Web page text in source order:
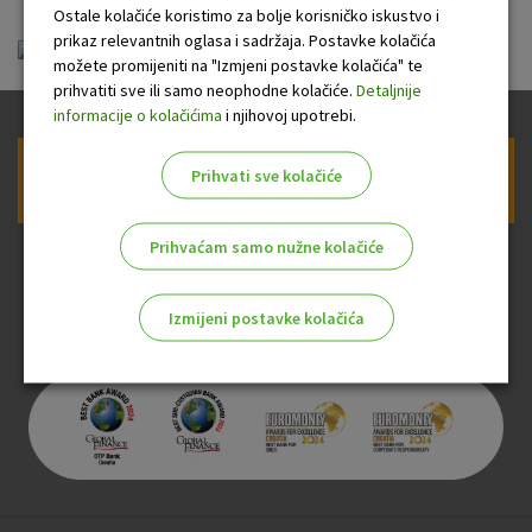
Terminski plan pražnjenja DNT-a 07.2025.pdf
Prijava na newsletter OTP banke
Ostale kolačiće koristimo za bolje korisničko iskustvo i
prikaz relevantnih oglasa i sadržaja. Postavke kolačića
možete promijeniti na "Izmjeni postavke kolačića" te
prihvatiti sve ili samo neophodne kolačiće. Detaljnije
informacije o kolačićima i njihovoj upotrebi.
Prihvati sve kolačiće
Prihvaćam samo nužne kolačiće
Izmijeni postavke kolačića